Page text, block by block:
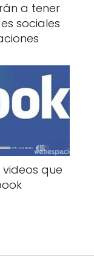
a tener
sociales
que